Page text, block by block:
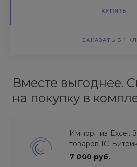
КУПИТЬ
ЗАКАЗАТЬ В 1
Вместе выгоднее.
на покупку в
Импорт из Excel.
товаров 1С-
7 000 руб.